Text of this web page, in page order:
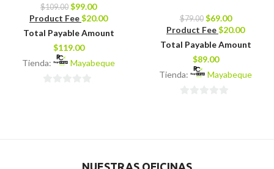
$109.00 $99.00
Product Fee$20.00
Total Payable Amount
$119.00
Tienda:
Mayabeque
$79.00 $69.00
Product Fee$20.00
Total Payable Amount
$89.00
Tienda:
Mayabeque